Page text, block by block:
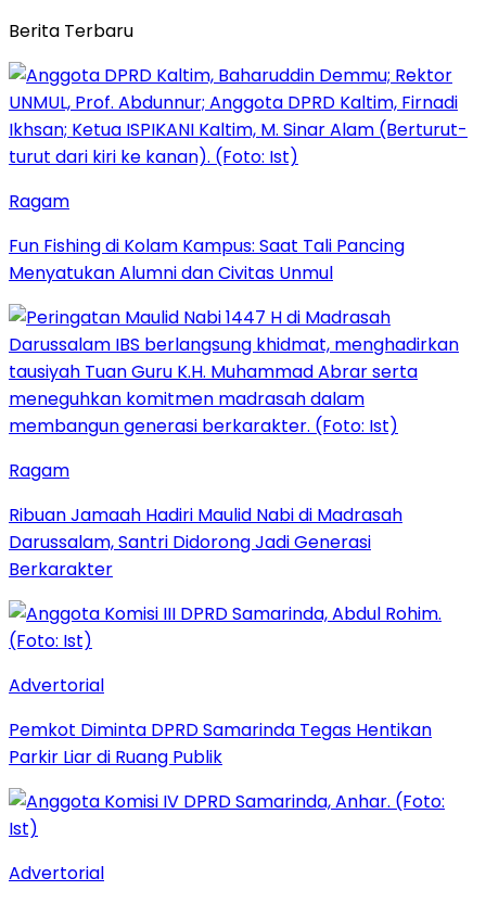
Berita Terbaru
Ragam
Fun Fishing di Kolam Kampus: Saat Tali Pancing
Menyatukan Alumni dan Civitas Unmul
Ragam
Ribuan Jamaah Hadiri Maulid Nabi di Madrasah
Darussalam, Santri Didorong Jadi Generasi
Berkarakter
Advertorial
Pemkot Diminta DPRD Samarinda Tegas Hentikan
Parkir Liar di Ruang Publik
Advertorial